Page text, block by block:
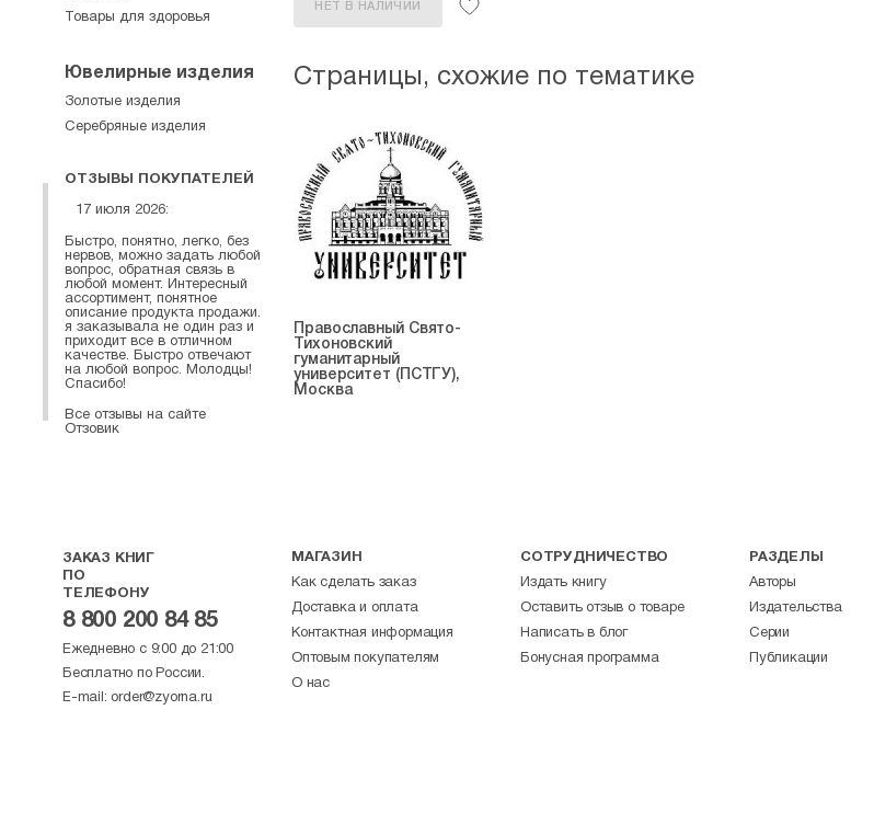
НЕТ В НАЛИЧИИ
Страницы, схожие по тематике
Православный Свято-
Тихоновский
гуманитарный
университет (ПСТГУ),
Москва
Товары для здоровья
Ювелирные изделия
Золотые изделия
Серебряные изделия
ОТЗЫВЫ ПОКУПАТЕЛЕЙ
17 июля 2026:
Быстро, понятно, легко, без
нервов, можно задать любой
вопрос, обратная связь в
любой момент. Интересный
ассортимент, понятное
описание продукта продажи.
я заказывала не один раз и
приходит все в отличном
качестве. Быстро отвечают
на любой вопрос. Молодцы!
Спасибо!
Все отзывы на сайте
Отзовик
ЗАКАЗ КНИГ
ПО
ТЕЛЕФОНУ
8 800 200 84 85
Ежедневно с 9:00 до 21:00
Бесплатно по России.
E-mail: order@zyorna.ru
МАГАЗИН
Как сделать заказ
Доставка и оплата
Контактная информация
Оптовым покупателям
О нас
СОТРУДНИЧЕСТВО
Издать книгу
Оставить отзыв о товаре
Написать в блог
Бонусная программа
РАЗДЕЛЫ
Авторы
Издательства
Серии
Публикации